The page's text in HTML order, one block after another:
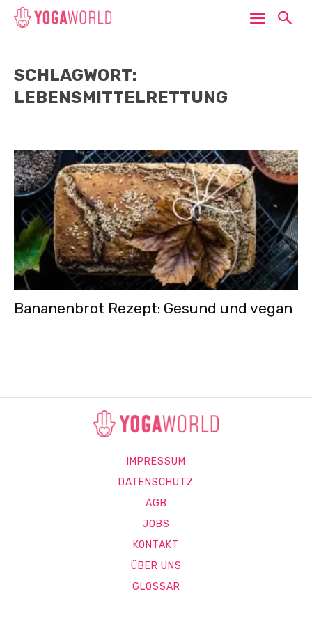
SCHLAGWORT:
LEBENSMITTELRETTUNG
Bananenbrot Rezept: Gesund und vegan
IMPRESSUM
DATENSCHUTZ
AGB
JOBS
KONTAKT
ÜBER UNS
GLOSSAR